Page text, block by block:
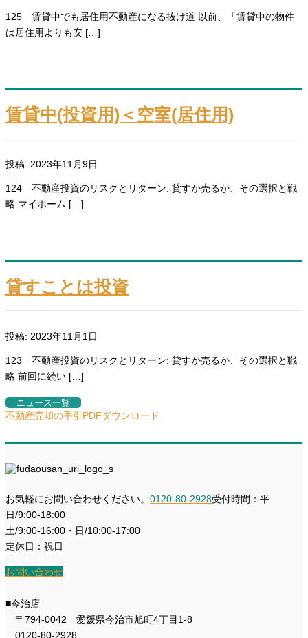
125 賃貸中でも居住用不動産になる抜け道 以前、「賃貸中の物件
は居住用よりも安 […]
賃貸中(投資用)＜空室(居住用)
投稿: 2023年11月9日
124 不動産投資のリスクとリターン: 貸すか売るか、その選択と戦
略 マイホーム […]
貸すことは投資
投稿: 2023年11月1日
123 不動産投資のリスクとリターン: 貸すか売るか、その選択と戦
略 前回に続い […]
ニュース一覧
不動産売却の手引PDFダウンロード
お気軽にお問い合わせください。 0120-80-2928受付時間：平
日/9:00-18:00
土/9:00-16:00・日/10:00-17:00
定休日：祝日
お問い合わせ
■今治店
〒794-0042 愛媛県今治市旭町4丁目1-8
0120-80-2928